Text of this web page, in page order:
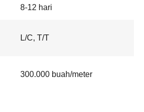
8-12 hari
L/C, T/T
300.000 buah/meter